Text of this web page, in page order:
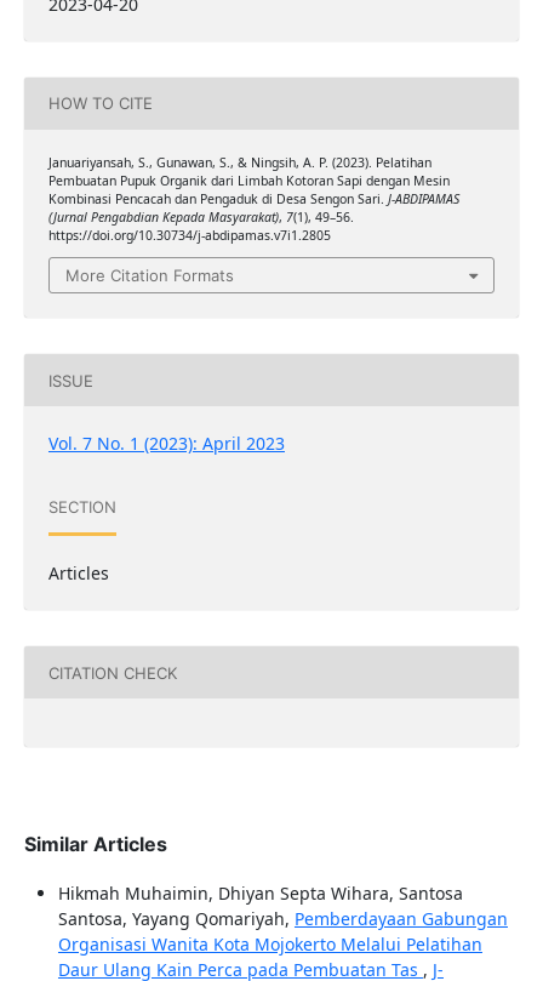
HOW TO CITE
Januariyansah, S., Gunawan, S., & Ningsih, A. P. (2023). Pelatihan
Pembuatan Pupuk Organik dari Limbah Kotoran Sapi dengan Mesin
Kombinasi Pencacah dan Pengaduk di Desa Sengon Sari. J-ABDIPAMAS
(Jurnal Pengabdian Kepada Masyarakat), 7(1), 49–56.
https://doi.org/10.30734/j-abdipamas.v7i1.2805
More Citation Formats
ISSUE
Vol. 7 No. 1 (2023): April 2023
SECTION
Articles
CITATION CHECK
Similar Articles
Hikmah Muhaimin, Dhiyan Septa Wihara, Santosa
Santosa, Yayang Qomariyah, Pemberdayaan Gabungan
Organisasi Wanita Kota Mojokerto Melalui Pelatihan
Daur Ulang Kain Perca pada Pembuatan Tas , J-